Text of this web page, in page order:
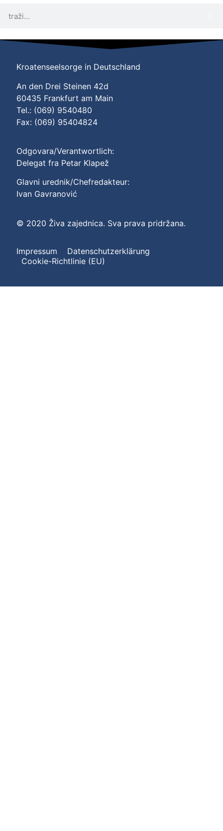
Kroatenseelsorge in Deutschland
An den Drei Steinen 42d
60435 Frankfurt am Main
Tel.: (069) 9540480
Fax: (069) 95404824
Odgovara/Verantwortlich:
Delegat fra Petar Klapež
Glavni urednik/Chefredakteur:
Ivan Gavranović
© 2020 Živa zajednica. Sva prava pridržana.
Impressum
Datenschutzerklärung
Cookie-Richtlinie (EU)